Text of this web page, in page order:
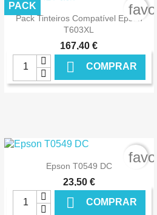
 Ver+
Pack Tinteiros Compatível Epson
T603XL
167,40 €
 COMPRAR
PACK
 Ver+
Epson T0549 DC
23,50 €
 COMPRAR